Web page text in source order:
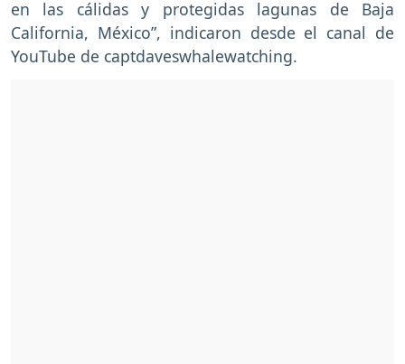
en las cálidas y protegidas lagunas de Baja
California, México”, indicaron desde el canal de
YouTube de captdaveswhalewatching.